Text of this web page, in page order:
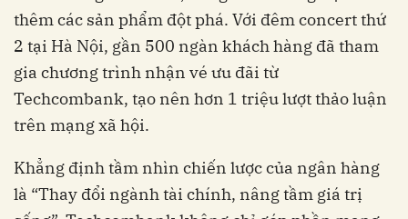
thêm các sản phẩm đột phá. Với đêm concert thứ
2 tại Hà Nội, gần 500 ngàn khách hàng đã tham
gia chương trình nhận vé ưu đãi từ
Techcombank, tạo nên hơn 1 triệu lượt thảo luận
trên mạng xã hội.
Khẳng định tầm nhìn chiến lược của ngân hàng
là “Thay đổi ngành tài chính, nâng tầm giá trị